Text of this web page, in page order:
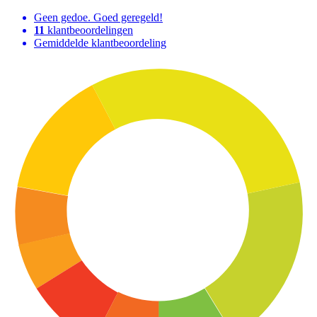
Geen gedoe. Goed geregeld!
11 klantbeoordelingen
Gemiddelde klantbeoordeling